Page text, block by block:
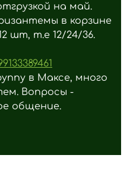
на май.
в корзине
шт, т.е 12/24/36.
в Максе, много
Вопросы -
общение.